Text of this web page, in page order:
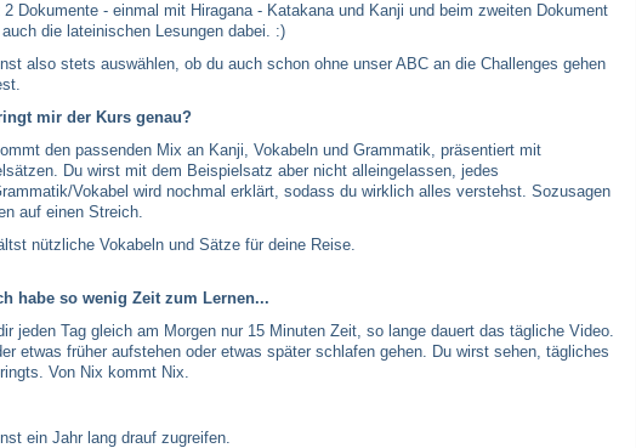
2 Dokumente - einmal mit Hiragana - Katakana und Kanji und beim zweiten Dokument
die lateinischen Lesungen dabei. :)
also stets auswählen, ob du auch schon ohne unser ABC an die Challenges gehen
mir der Kurs genau?
den passenden Mix an Kanji, Vokabeln und Grammatik, präsentiert mit
Du wirst mit dem Beispielsatz aber nicht alleingelassen, jedes
Vokabel wird nochmal erklärt, sodass du wirklich alles verstehst. Sozusagen
auf einen Streich.
nützliche Vokabeln und Sätze für deine Reise.
habe so wenig Zeit zum Lernen...
jeden Tag gleich am Morgen nur 15 Minuten Zeit, so lange dauert das tägliche Video.
etwas früher aufstehen oder etwas später schlafen gehen. Du wirst sehen, tägliches
Von Nix kommt Nix.
ein Jahr lang drauf zugreifen.